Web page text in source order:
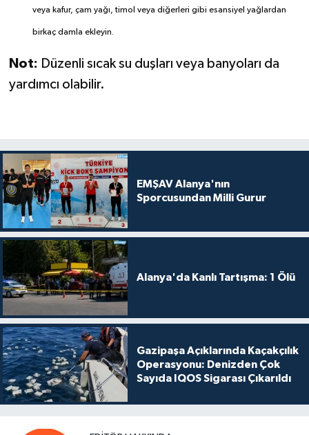
veya kafur, çam yağı, timol veya diğerleri gibi esansiyel yağlardan
birkaç damla ekleyin.
Not: Düzenli sıcak su duşları veya banyoları da
yardımcı olabilir.
EMŞAV Alanya'nın
Sporcusundan Milli Gurur
Alanya'da Kanlı Tartışma: 1 Ölü
Gazipaşa Açıklarında Kaçakçılık
Operasyonu: Denizden Çok
Sayıda IQOS Sigarası Çıkarıldı